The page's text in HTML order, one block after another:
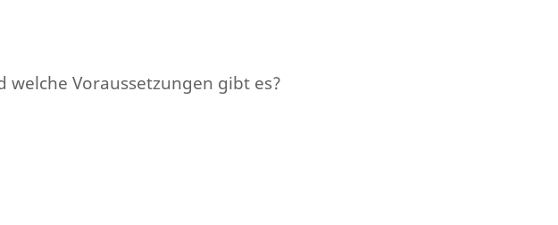
Voraussetzungen gibt es?